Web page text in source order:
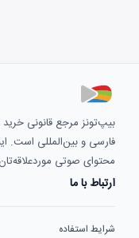
بیپ‌تونز مرجع قانونی
فارسی و بین‌المللی است.
محتوای صوتی
ارتباط با ما
شرایط استفاده